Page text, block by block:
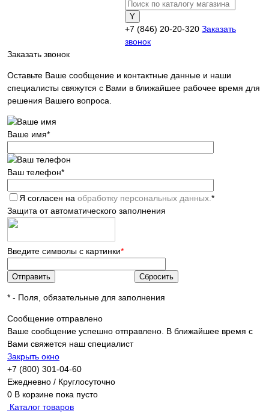
+7 (846) 20-20-320 Заказать
звонок
Заказать звонок
Оставьте Ваше сообщение и контактные данные и наши
специалисты свяжутся с Вами в ближайшее рабочее время для
решения Вашего вопроса.
Ваше имя*
Ваш телефон*
Я согласен на обработку персональных данных. *
Защита от автоматического заполнения
Введите символы с картинки*
* - Поля, обязательные для заполнения
Сообщение отправлено
Ваше сообщение успешно отправлено. В ближайшее время с
Вами свяжется наш специалист
Закрыть окно
+7 (800) 301-04-60
Ежедневно / Круглосуточно
0 В корзине пока пусто
Каталог товаров